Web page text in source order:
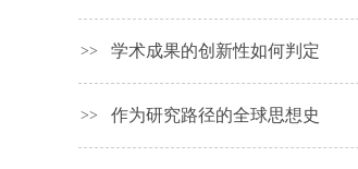
>> 学术成果的创新性如何判定
>> 作为研究路径的全球思想史